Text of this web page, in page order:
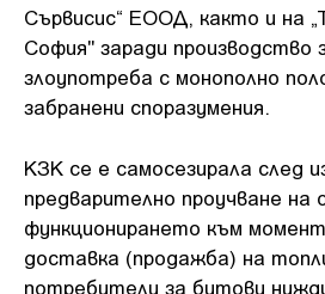
Сървисис“ ЕООД, както и на
София" заради производство
злоупотреба с монополно
забранени споразумения.
КЗК се е самосезирала след
предварително проучване на
функционирането към
доставка (продажба) на
потребители за битови